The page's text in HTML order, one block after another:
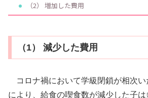
（2） 増加した費用
（1） 減少した費用
コロナ禍において学級閉鎖が相次い
により、給食の喫食数が減少した子